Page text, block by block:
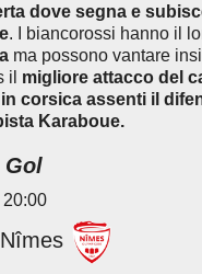
dove segna e
. I biancorossi hanno il
ma possono vantare
il migliore attacco del
corsica assenti il
Karaboue.
Gol
20:00